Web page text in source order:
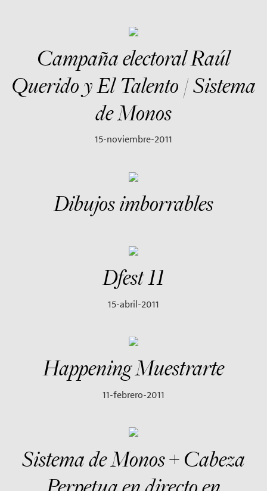
Campaña electoral Raúl
Querido y El Talento / Sistema
de Monos
15-noviembre-2011
Dibujos imborrables
Dfest 11
15-abril-2011
Happening Muestrarte
11-febrero-2011
Sistema de Monos + Cabeza